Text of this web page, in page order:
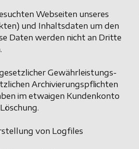
Webseiten unseres
und Inhaltsdaten um den
Daten werden nicht an Dritte
Gewährleistungs-
Archivierungspflichten
im etwaigen Kundenkonto
von Logfiles